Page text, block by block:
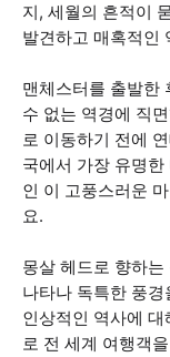
지, 세월의 흔적이
발견하고 매혹적인
맨체스터를 출발한
수 없는 역경에 직
로 이동하기 전에
국에서 가장 유명
인 이 고풍스러운
요.
몽살 헤드로 향하
나타나 독특한 풍
인상적인 역사에
로 전 세계 여행객